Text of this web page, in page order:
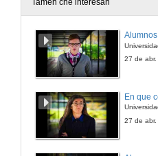
Tamén che interesan
27 de
27 de